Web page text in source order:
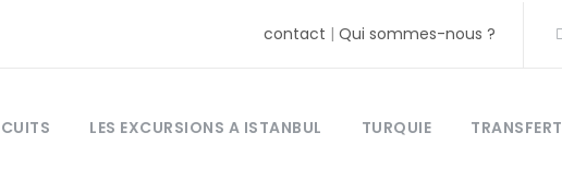
contact | Qui sommes-nous ?
LES EXCURSIONS A ISTANBUL TURQUIE TRANSFERT